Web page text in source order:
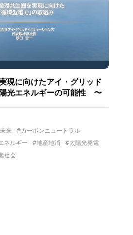
現に向けたアイ・グリッド
光エネルギーの可能性 〜
来
#カーボンニュートラル
ネルギー #地産地消
#太陽光発電
社会